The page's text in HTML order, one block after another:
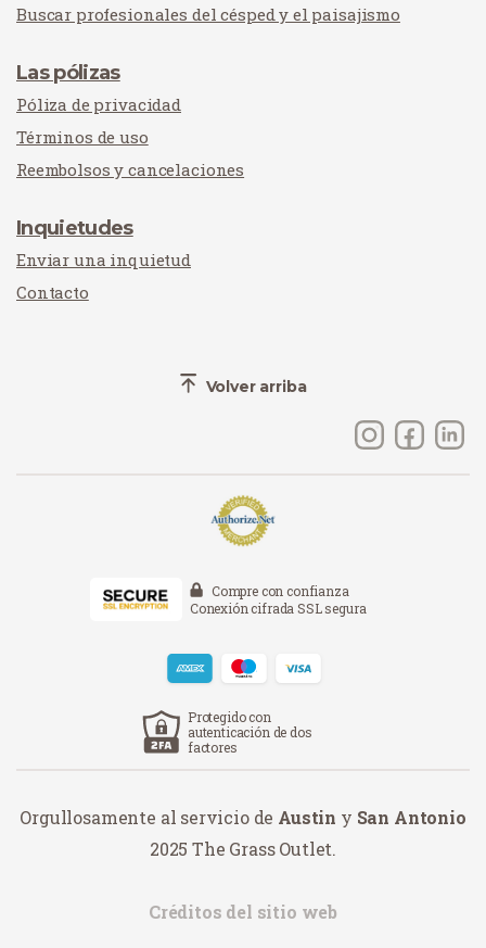
Buscar profesionales del césped y el paisajismo
Las pólizas
Póliza de privacidad
Términos de uso
Reembolsos y cancelaciones
Inquietudes
Enviar una inquietud
Contacto
Volver arriba
Compre con confianza
Conexión cifrada SSL segura
Protegido con
autenticación de dos
factores
Orgullosamente al servicio de Austin y San Antonio
2025 The Grass Outlet.
Créditos del sitio web